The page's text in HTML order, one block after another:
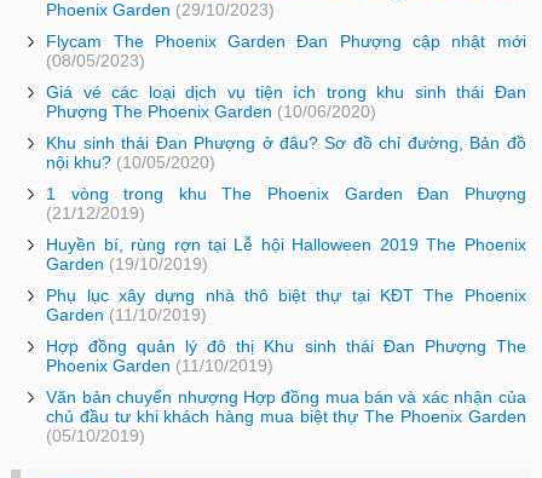
Phoenix Garden (29/10/2023)
Flycam The Phoenix Garden Đan Phượng cập nhật mới
(08/05/2023)
Giá vé các loại dịch vụ tiện ích trong khu sinh thái Đan
Phượng The Phoenix Garden (10/06/2020)
Khu sinh thái Đan Phượng ở đâu? Sơ đồ chỉ đường, Bản đồ
nội khu? (10/05/2020)
1 vòng trong khu The Phoenix Garden Đan Phượng
(21/12/2019)
Huyền bí, rùng rợn tại Lễ hội Halloween 2019 The Phoenix
Garden (19/10/2019)
Phụ lục xây dựng nhà thô biệt thự tại KĐT The Phoenix
Garden (11/10/2019)
Hợp đồng quản lý đô thị Khu sinh thái Đan Phượng The
Phoenix Garden (11/10/2019)
Văn bản chuyển nhượng Hợp đồng mua bán và xác nhận của
chủ đầu tư khi khách hàng mua biệt thự The Phoenix Garden
(05/10/2019)